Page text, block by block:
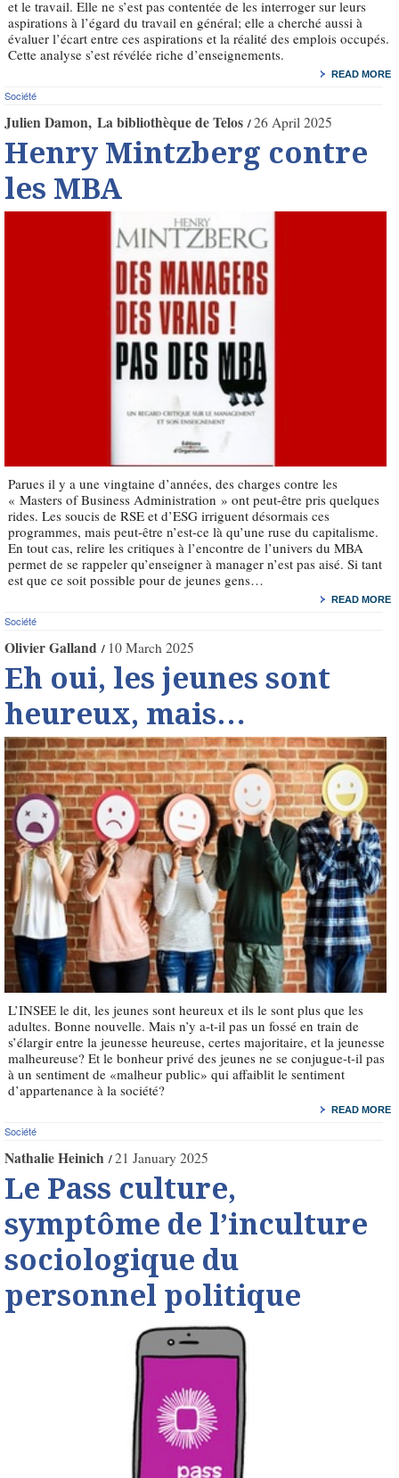
et le travail. Elle ne s’est pas contentée de les interroger sur leurs
aspirations à l’égard du travail en général; elle a cherché aussi à
évaluer l’écart entre ces aspirations et la réalité des emplois occupés.
Cette analyse s’est révélée riche d’enseignements.
READ MORE
Société
Julien Damon La bibliothèque de Telos 26 April 2025
Henry Mintzberg contre
les MBA
Parues il y a une vingtaine d’années, des charges contre les
« Masters of Business Administration » ont peut-être pris quelques
rides. Les soucis de RSE et d’ESG irriguent désormais ces
programmes, mais peut-être n’est-ce là qu’une ruse du capitalisme.
En tout cas, relire les critiques à l’encontre de l’univers du MBA
permet de se rappeler qu’enseigner à manager n’est pas aisé. Si tant
est que ce soit possible pour de jeunes gens…
READ MORE
Société
Olivier Galland 10 March 2025
Eh oui, les jeunes sont
heureux, mais…
L’INSEE le dit, les jeunes sont heureux et ils le sont plus que les
adultes. Bonne nouvelle. Mais n’y a-t-il pas un fossé en train de
s’élargir entre la jeunesse heureuse, certes majoritaire, et la jeunesse
malheureuse? Et le bonheur privé des jeunes ne se conjugue-t-il pas
à un sentiment de «malheur public» qui affaiblit le sentiment
d’appartenance à la société?
READ MORE
Société
Nathalie Heinich 21 January 2025
Le Pass culture,
symptôme de l’inculture
sociologique du
personnel politique